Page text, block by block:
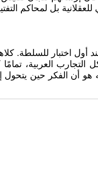
بل لمحاكم
أول اختبار للسلطة.
العربية،
هو أن الفكر حين